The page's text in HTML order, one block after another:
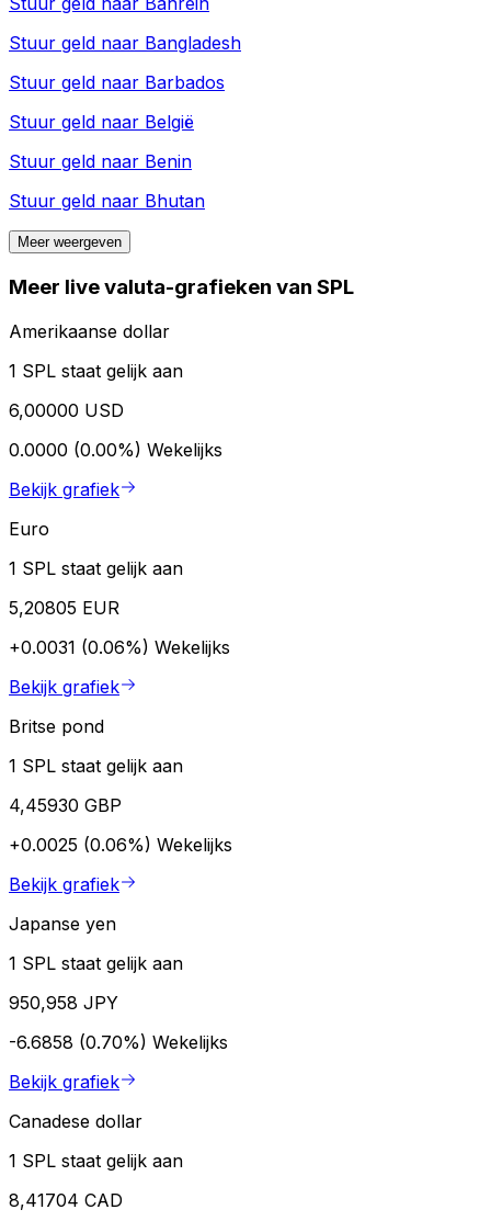
Stuur geld naar Bangladesh
Stuur geld naar Barbados
Stuur geld naar België
Stuur geld naar Benin
Stuur geld naar Bhutan
Meer weergeven
Meer live valuta-grafieken van SPL
Amerikaanse dollar
1 SPL staat gelijk aan
6,00000 USD
0.0000 (0.00%) Wekelijks
Bekijk grafiek
Euro
1 SPL staat gelijk aan
5,20805 EUR
+0.0031 (0.06%) Wekelijks
Bekijk grafiek
Britse pond
1 SPL staat gelijk aan
4,45930 GBP
+0.0025 (0.06%) Wekelijks
Bekijk grafiek
Japanse yen
1 SPL staat gelijk aan
950,958 JPY
-6.6858 (0.70%) Wekelijks
Bekijk grafiek
Canadese dollar
1 SPL staat gelijk aan
8,41704 CAD